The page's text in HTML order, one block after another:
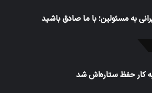
به مسئولین؛ با ما صادق باشید
کار حفظ ستاره‌اش شد